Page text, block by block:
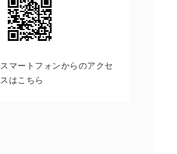
スマートフォンからのアクセ
スはこちら